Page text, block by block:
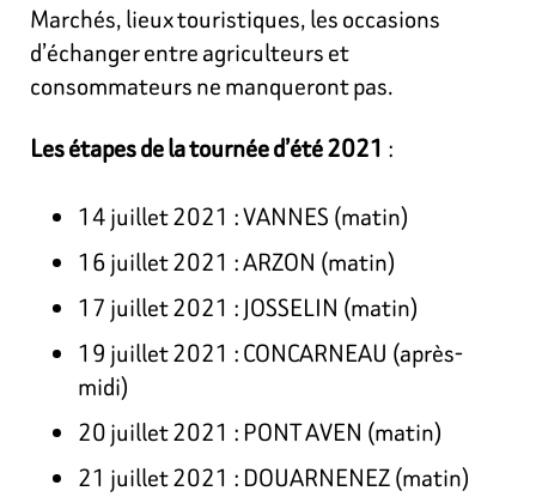
Marchés, lieux touristiques, les occasions
d’échanger entre agriculteurs et
consommateurs ne manqueront pas.
Les étapes de la tournée d’été 2021 :
14 juillet 2021 : VANNES (matin)
16 juillet 2021 : ARZON (matin)
17 juillet 2021 : JOSSELIN (matin)
19 juillet 2021 : CONCARNEAU (après-
midi)
20 juillet 2021 : PONT AVEN (matin)
21 juillet 2021 : DOUARNENEZ (matin)